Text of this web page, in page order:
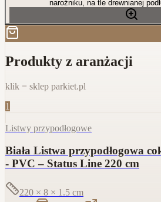
Produkty z aranżacji
klik = sklep parkiet.pl
1
Listwy przypodłogowe
Biała Listwa przypodłogowa
- PVC – Status Line 220 cm
220 × 8 × 1.5 cm